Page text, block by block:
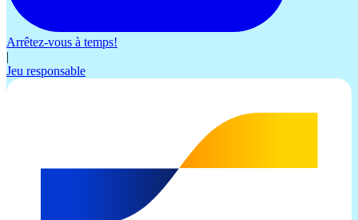
Arrêtez-vous à temps!
|
Jeu responsable